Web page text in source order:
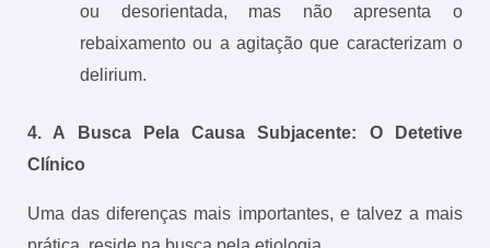
ou desorientada, mas não apresenta o
rebaixamento ou a agitação que caracterizam o
delirium.
4. A Busca Pela Causa Subjacente: O Detetive
Clínico
Uma das diferenças mais importantes, e talvez a mais